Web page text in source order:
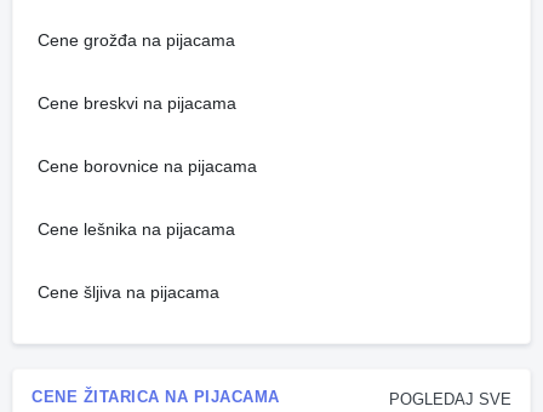
Cene grožđa na pijacama
Cene breskvi na pijacama
Cene borovnice na pijacama
Cene lešnika na pijacama
Cene šljiva na pijacama
POGLEDAJ SVE
CENE ŽITARICA NA PIJACAMA